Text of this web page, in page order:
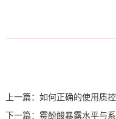
上一篇： 如何正确的使用质
下一篇： 霉酚酸暴露水平与